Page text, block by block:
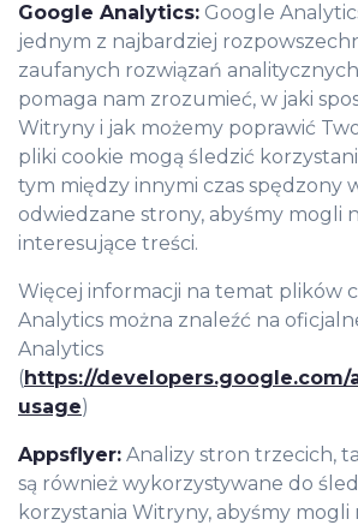
Google Analytics: Google
jednym z najbardziej
zaufanych rozwiązań
pomaga nam zrozumieć, w jaki
Witryny i jak możemy poprawić
pliki cookie mogą śledzić
tym między innymi czas spędzony
odwiedzane strony, abyśmy mogli
interesujące treści.
Więcej informacji na temat plików
Analytics można znaleźć na
Analytics
(https://
usage)
Appsflyer: Analizy stron trzecich,
są również wykorzystywane do
korzystania Witryny, abyśmy mogli